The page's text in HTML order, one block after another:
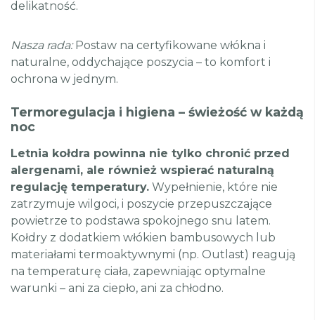
delikatność.
Nasza rada:Postaw na certyfikowane włókna i
naturalne, oddychające poszycia – to komfort i
ochrona w jednym.
Termoregulacja i higiena – świeżość w każdą
noc
Letnia kołdra powinna nie tylko chronić przed
alergenami, ale również wspierać naturalną
regulację temperatury. Wypełnienie, które nie
zatrzymuje wilgoci, i poszycie przepuszczające
powietrze to podstawa spokojnego snu latem.
Kołdry z dodatkiem włókien bambusowych lub
materiałami termoaktywnymi (np. Outlast) reagują
na temperaturę ciała, zapewniając optymalne
warunki – ani za ciepło, ani za chłodno.